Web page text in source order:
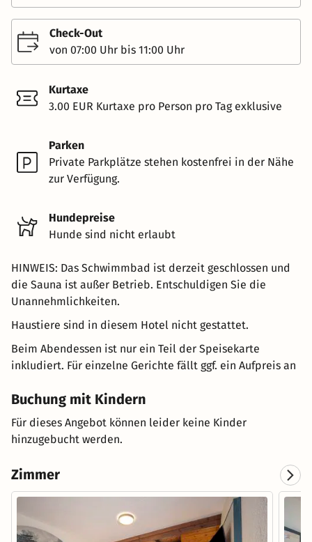
Check-Out
von 07:00 Uhr bis 11:00 Uhr
Kurtaxe
3.00 EUR Kurtaxe pro Person pro Tag exklusive
Parken
Private Parkplätze stehen kostenfrei in der Nähe
zur Verfügung.
Hundepreise
Hunde sind nicht erlaubt
HINWEIS: Das Schwimmbad ist derzeit geschlossen und
die Sauna ist außer Betrieb. Entschuldigen Sie die
Unannehmlichkeiten.
Haustiere sind in diesem Hotel nicht gestattet.
Beim Abendessen ist nur ein Teil der Speisekarte
inkludiert. Für einzelne Gerichte fällt ggf. ein Aufpreis an
Buchung mit Kindern
Für dieses Angebot können leider keine Kinder
hinzugebucht werden.
Zimmer